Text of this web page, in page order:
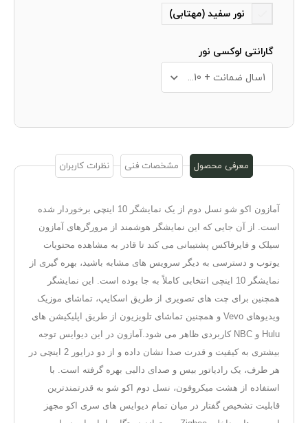
نور سفید (مهتابی)
گارانتی لوکسی نور
1سال ضمانت + 10 سال خدمات پس از فروش
معرفی محصول مشخصات فنی نظرات کاربران
آمازون اکو شو نسل دوم از یک نمایشگر 10 اینچی برخوردار شده
است. از آن جایی که این نمایشگر هوشمند از مرورگرهای آمازون
سیلک و فایرفاکس پشتیبانی می کند تا قادر به مشاهده محتویات
یوتوب و دسترسی به دیگر سرویس های مشابه باشید، بهره گیری از
نمایشگر 10 اینچی انتخابی کاملاً به جا بوده است. این نمایشگر
همچنین برای چت های تصویری از طریق اسکایپ، تماشای موزیک
ویدیوهای Vevo و همچنین تماشای تلویزیون از طریق اپلیکیشن های
Hulu و NBC کاربردی ظاهر می شود.آمازون در این دیوایس توجه
بیشتری به کیفیت و قدرت صدا نشان داده و از دو درایور 2 اینچی در
هر طرف، یک رادیاتور بیس و صدای دالبی بهره گرفته است. با
استفاده از هشت میکروفون، نسل دوم اکو شو به قدرتمندترین
قابلیت تشخیص گفتار در میان تمام دیوایس های سری اکو مجهز